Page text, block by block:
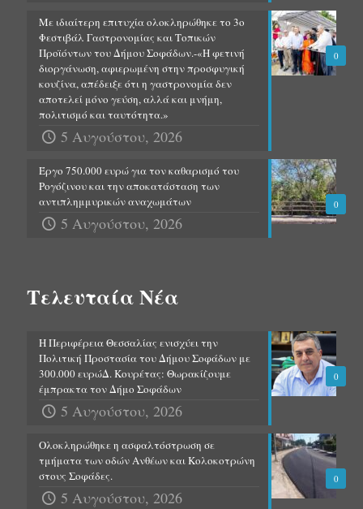
0
Με ιδιαίτερη επιτυχία ολοκληρώθηκε το 3ο
Φεστιβάλ Γαστρονομίας και Τοπικών
Προϊόντων του Δήμου Σοφάδων.-«Η φετινή
διοργάνωση, αφιερωμένη στην προσφυγική
κουζίνα, απέδειξε ότι η γαστρονομία δεν
αποτελεί μόνο γεύση, αλλά και μνήμη,
πολιτισμό και ταυτότητα.»
5 Αυγούστου, 2026
0
Έργο 750.000 ευρώ για τον καθαρισμό του
Ρογόζινου και την αποκατάσταση των
αντιπλημμυρικών αναχωμάτων
5 Αυγούστου, 2026
Τελευταία Νέα
0
Η Περιφέρεια Θεσσαλίας ενισχύει την
Πολιτική Προστασία του Δήμου Σοφάδων με
300.000 ευρώΔ. Κουρέτας: Θωρακίζουμε
έμπρακτα τον Δήμο Σοφάδων
5 Αυγούστου, 2026
0
Ολοκληρώθηκε η ασφαλτόστρωση σε
τμήματα των οδών Ανθέων και Κολοκοτρώνη
στους Σοφάδες.
5 Αυγούστου, 2026